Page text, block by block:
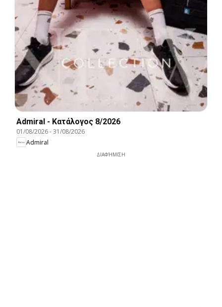
Admiral - Kατάλογος 8/2026
01/08/2026-31/08/2026
Admiral
ΔΙΑΦΉΜΙΣΗ